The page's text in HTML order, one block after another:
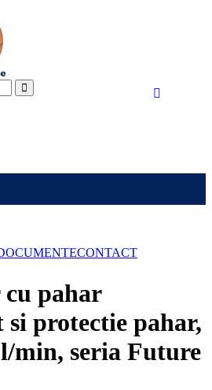
CONTACT
pahar
protectie pahar,
min, seria Future